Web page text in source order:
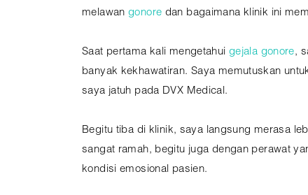
melawan gonore dan bagaimana klinik ini
Saat pertama kali mengetahui gejala gonore,
banyak kekhawatiran. Saya memutuskan
saya jatuh pada DVX Medical.
Begitu tiba di klinik, saya langsung merasa
sangat ramah, begitu juga dengan perawat
kondisi emosional pasien.